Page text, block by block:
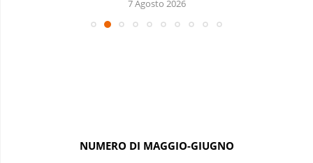
7 Agosto 2026
NUMERO DI MAGGIO-GIUGNO